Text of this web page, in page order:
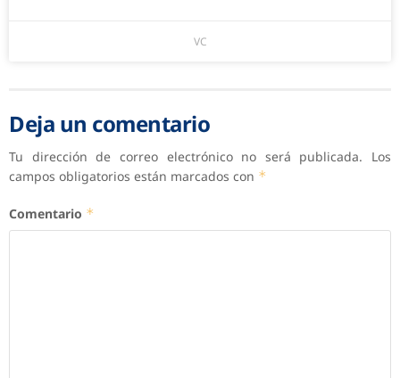
VC
Deja un comentario
Tu dirección de correo electrónico no será publicada.
Los
campos obligatorios están marcados con *
Comentario *